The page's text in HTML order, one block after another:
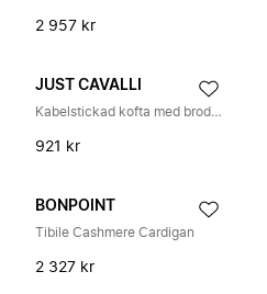
2 957 kr
JUST CAVALLI
Kabelstickad kofta med broderad logotyp
921 kr
BONPOINT
Tibile Cashmere Cardigan
2 327 kr